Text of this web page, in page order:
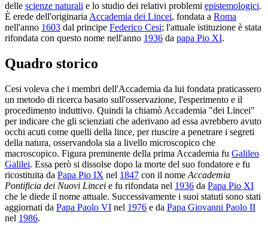
delle scienze naturali e lo studio dei relativi problemi epistemologici.
È erede dell'originaria Accademia dei Lincei, fondata a Roma
nell'anno 1603 dal principe Federico Cesi; l'attuale istituzione è stata
rifondata con questo nome nell'anno 1936 da papa Pio XI.
Quadro storico
Cesi voleva che i membri dell'Accademia da lui fondata praticassero
un metodo di ricerca basato sull'osservazione, l'esperimento e il
procedimento induttivo. Quindi la chiamò Accademia "dei Lincei"
per indicare che gli scienziati che aderivano ad essa avrebbero avuto
occhi acuti come quelli della lince, per riuscire a penetrare i segreti
della natura, osservandola sia a livello microscopico che
macroscopico. Figura preminente della prima Accademia fu Galileo
Galilei. Essa però si dissolse dopo la morte del suo fondatore e fu
ricostituita da Papa Pio IX nel 1847 con il nome Accademia
Pontificia dei Nuovi Lincei e fu rifondata nel 1936 da Papa Pio XI
che le diede il nome attuale. Successivamente i suoi statuti sono stati
aggiornati da Papa Paolo VI nel 1976 e da Papa Giovanni Paolo II
nel 1986.